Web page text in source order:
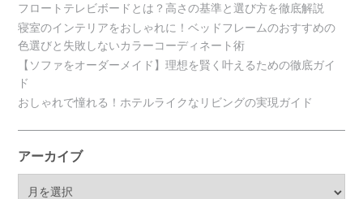
フロートテレビボードとは？高さの基準と選び方を徹底解説
寝室のインテリアをおしゃれに！ベッドフレームのおすすめの
色選びと失敗しないカラーコーディネート術
【ソファをオーダーメイド】理想を賢く叶えるための徹底ガイ
ド
おしゃれで憧れる！ホテルライクなリビングの実現ガイド
アーカイブ